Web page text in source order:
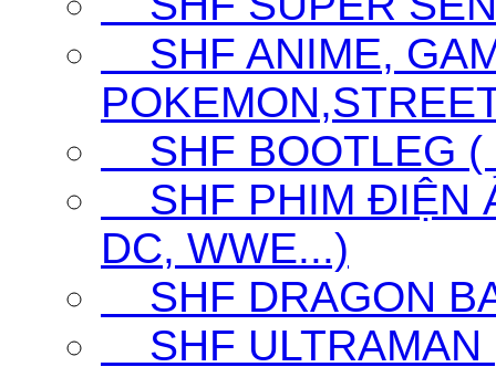
SHF ANIME,
SHF BOOTLEG (
SHF PHIM ĐIỆN
DC, WWE...)
SHF DRAGON
SHF ULTRAMAN